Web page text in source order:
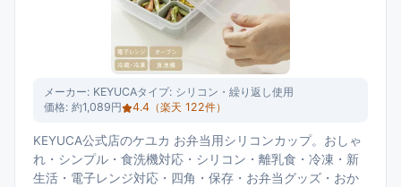
メーカー: KEYUCAタイプ: シリコン・繰り返し使用
価格: 約1,089円 4.4 （楽天 122件）
KEYUCA公式店のケユカ お弁当用シリコンカップ。おしゃ
れ・シンプル・食洗機対応・シリコン・離乳食・冷凍・新
生活・電子レンジ対応・四角・保存・お弁当グッズ・おか